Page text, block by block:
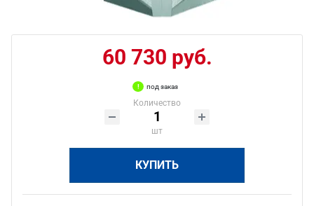
60 730 руб.
под заказ
Количество
шт
КУПИТЬ